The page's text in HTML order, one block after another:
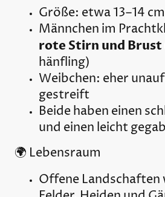
Größe: etwa 13–14 cm
Männchen im
rote Stirn und Brust
hänfling)
Weibchen: eher
gestreift
Beide haben einen
und einen leicht
🌍 Lebensraum
Offene Landschaften